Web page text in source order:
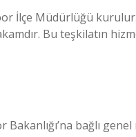
İlçe Müdürlüğü
Bu teşkilatın
bağlı